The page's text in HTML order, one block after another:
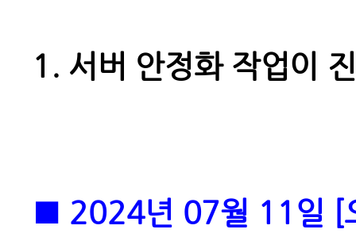
1. 서버 안정화 작업이
■ 2024년 07월 11일 [